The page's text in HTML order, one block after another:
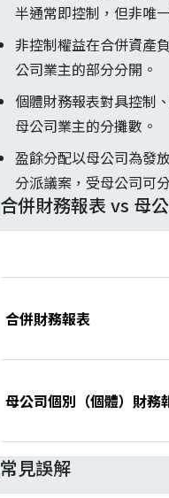
半通常即控制，但非唯
非控制權益在合併資產
公司業主的部分分開。
個體財務報表對具控制
母公司業主的分攤數。
盈餘分配以母公司為發
分派議案，受母公司可
合併財務報表 vs 母
合併財務報表
母公司個別（個體）財務
常見誤解